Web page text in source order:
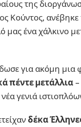
της
Κούντος,
μας ένα χάλκινο
για ακόμη μια
πέντε μετάλλια
γενιά
δέκα